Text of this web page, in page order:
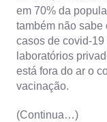
em 70% da
também não sabe
casos de covid-
laboratórios
está fora do ar o
vacinação.
(Continua…)